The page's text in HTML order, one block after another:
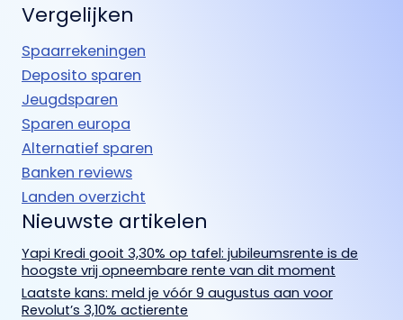
Vergelijken
Spaarrekeningen
Deposito sparen
Jeugdsparen
Sparen europa
Alternatief sparen
Banken reviews
Landen overzicht
Nieuwste artikelen
Yapi Kredi gooit 3,30% op tafel: jubileumsrente is de
hoogste vrij opneembare rente van dit moment
Laatste kans: meld je vóór 9 augustus aan voor
Revolut’s 3,10% actierente